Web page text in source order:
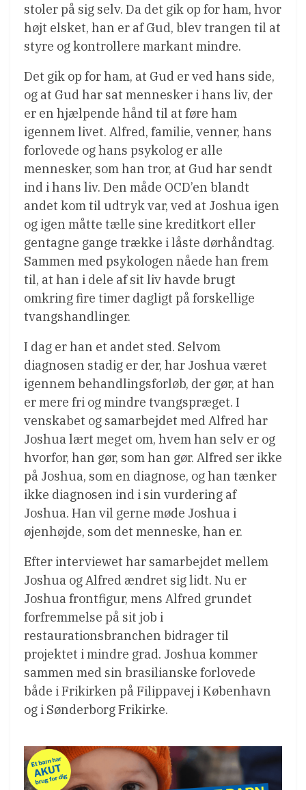
stoler på sig selv. Da det gik op for ham, hvor
højt elsket, han er af Gud, blev trangen til at
styre og kontrollere markant mindre.
Det gik op for ham, at Gud er ved hans side,
og at Gud har sat mennesker i hans liv, der
er en hjælpende hånd til at føre ham
igennem livet. Alfred, familie, venner, hans
forlovede og hans psykolog er alle
mennesker, som han tror, at Gud har sendt
ind i hans liv. Den måde OCD’en blandt
andet kom til udtryk var, ved at Joshua igen
og igen måtte tælle sine kreditkort eller
gentagne gange trække i låste dørhåndtag.
Sammen med psykologen nåede han frem
til, at han i dele af sit liv havde brugt
omkring fire timer dagligt på forskellige
tvangshandlinger.
I dag er han et andet sted. Selvom
diagnosen stadig er der, har Joshua været
igennem behandlingsforløb, der gør, at han
er mere fri og mindre tvangspræget. I
venskabet og samarbejdet med Alfred har
Joshua lært meget om, hvem han selv er og
hvorfor, han gør, som han gør. Alfred ser ikke
på Joshua, som en diagnose, og han tænker
ikke diagnosen ind i sin vurdering af
Joshua. Han vil gerne møde Joshua i
øjenhøjde, som det menneske, han er.
Efter interviewet har samarbejdet mellem
Joshua og Alfred ændret sig lidt. Nu er
Joshua frontfigur, mens Alfred grundet
forfremmelse på sit job i
restaurationsbranchen bidrager til
projektet i mindre grad. Joshua kommer
sammen med sin brasilianske forlovede
både i Frikirken på Filippavej i København
og i Sønderborg Frikirke.